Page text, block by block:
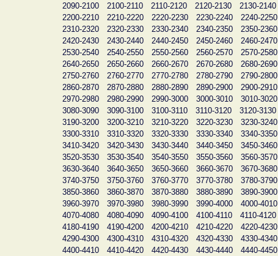
2090-2100
2100-2110 2110-2120 2120-2130 2130-2140
2200-2210
2210-2220 2220-2230 2230-2240 2240-2250
2310-2320
2320-2330 2330-2340 2340-2350 2350-2360
2420-2430
2430-2440 2440-2450 2450-2460 2460-2470
2530-2540
2540-2550 2550-2560 2560-2570 2570-2580
2640-2650
2650-2660 2660-2670 2670-2680 2680-2690
2750-2760
2760-2770 2770-2780 2780-2790 2790-2800
2860-2870
2870-2880 2880-2890 2890-2900 2900-2910
2970-2980
2980-2990 2990-3000 3000-3010 3010-3020
3080-3090
3090-3100 3100-3110 3110-3120 3120-3130
3190-3200
3200-3210 3210-3220 3220-3230 3230-3240
3300-3310
3310-3320 3320-3330 3330-3340 3340-3350
3410-3420
3420-3430 3430-3440 3440-3450 3450-3460
3520-3530
3530-3540 3540-3550 3550-3560 3560-3570
3630-3640
3640-3650 3650-3660 3660-3670 3670-3680
3740-3750
3750-3760 3760-3770 3770-3780 3780-3790
3850-3860
3860-3870 3870-3880 3880-3890 3890-3900
3960-3970
3970-3980 3980-3990 3990-4000 4000-4010
4070-4080
4080-4090 4090-4100 4100-4110 4110-4120
4180-4190
4190-4200 4200-4210 4210-4220 4220-4230
4290-4300
4300-4310 4310-4320 4320-4330 4330-4340
4400-4410
4410-4420 4420-4430 4430-4440 4440-4450